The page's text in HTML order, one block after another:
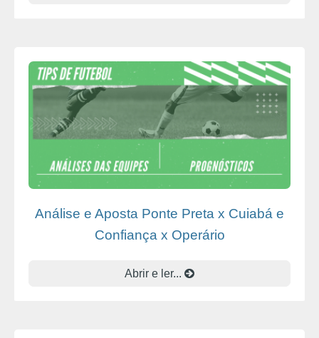
Análise e Aposta Ponte Preta x Cuiabá e
Confiança x Operário
Abrir e ler...